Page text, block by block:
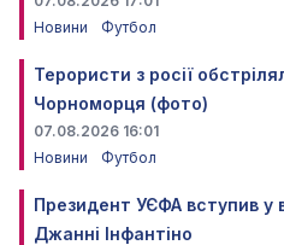
Новини
Футбол
Терористи з росії
Чорноморця (фото)
07.08.2026 16:01
Новини
Футбол
Президент УЄФА вступив у
Джанні Інфантіно